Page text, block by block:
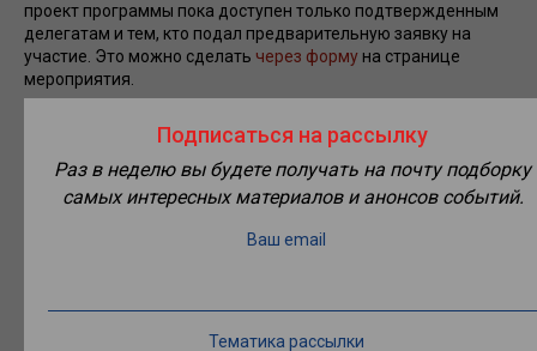
проект программы пока доступен только подтвержденным
делегатам и тем, кто подал предварительную заявку на
участие. Это можно сделать через форму на странице
мероприятия.
Кроме того, расширена структура и тематика деловой
программы. Вместо ранее анонсированных трех блоков
пройдут четыре сессии: стратегическая, тематическая,
панельная и дискуссионная.
Напомним, что мероприятие состоится 5 июня в конференц-
стратегической сессии «ПТБ как ключевое звено в системе
Подписаться на рассылку
Раз в неделю вы будете получать на почту подборку
самых интересных материалов и анонсов событий.
Ваш email
Тематика рассылки